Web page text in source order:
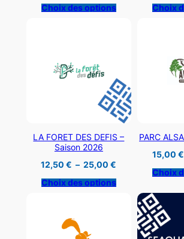
prix :
14,50 €
Choix des options Choix
LA FORET DES DEFIS –
Saison 2026
12,50€ – 25,00€
prix :
12,50 €
25,00 €
Choix des options
PARC
15,00 €
Choix